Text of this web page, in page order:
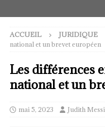
ACCUEIL JURIDIQUE
national et un brevet européen
Les différences
national et un
mai 5, 2023 Judith